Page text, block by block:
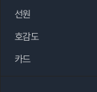
선원
호감도
카드